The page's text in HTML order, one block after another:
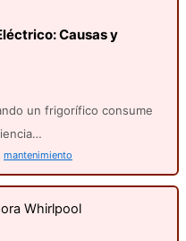
Causas y
un frigorífico consume
mantenimiento